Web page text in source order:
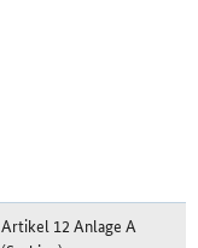
Artikel 12 Anlage A